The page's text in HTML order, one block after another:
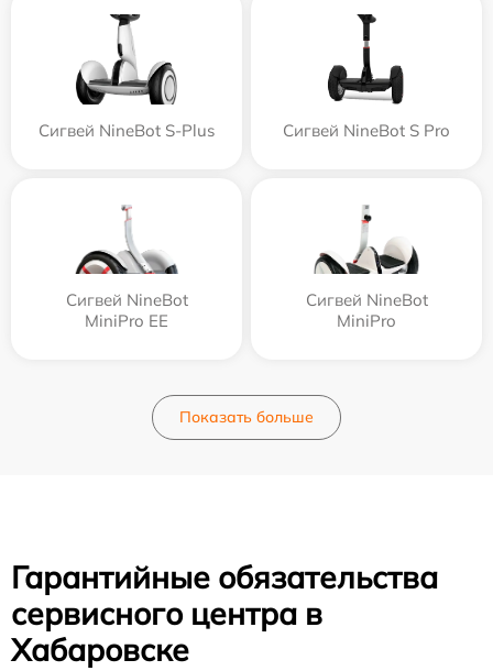
Сигвей NineBot S-Plus Сигвей NineBot S Pro
Сигвей NineBot
MiniPro EE
Сигвей NineBot
MiniPro
Показать больше
Гарантийные обязательства
сервисного центра в
Хабаровске